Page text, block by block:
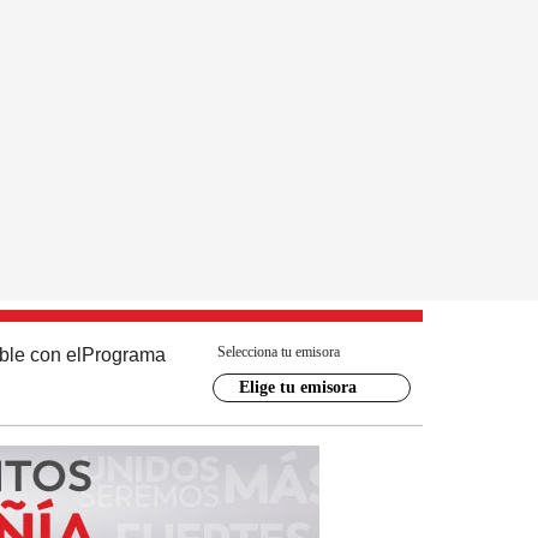
con el Programa Selecciona tu emisora
Elige tu emisora